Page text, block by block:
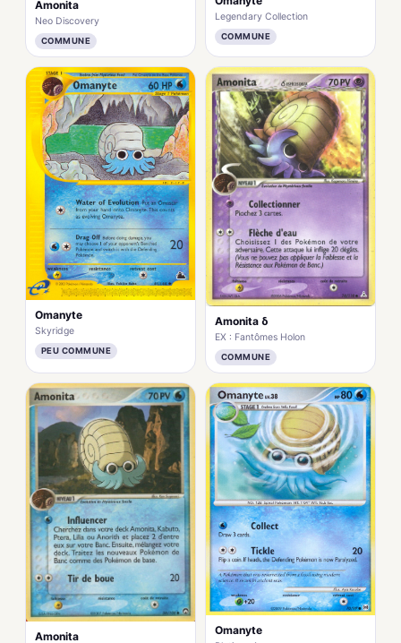
Amonita
Neo Discovery
COMMUNE
Legendary Collection
COMMUNE
Omanyte
Skyridge
PEU COMMUNE
Amonita δ
EX : Fantômes Holon
COMMUNE
Amonita Omanyte